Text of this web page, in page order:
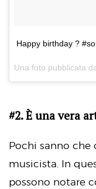
Happy birthday ?
Una foto pubblicata
#2. È una vera
Pochi sanno che
musicista. In
possono notare